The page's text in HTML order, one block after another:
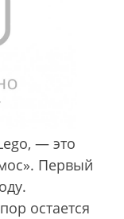
— это
Первый
остается